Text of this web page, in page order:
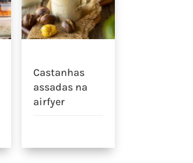
Castanhas
assadas na
airfyer